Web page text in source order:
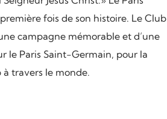
fois de son histoire. Le Club
campagne mémorable et d’une
le Paris Saint-Germain, pour la
travers le monde.